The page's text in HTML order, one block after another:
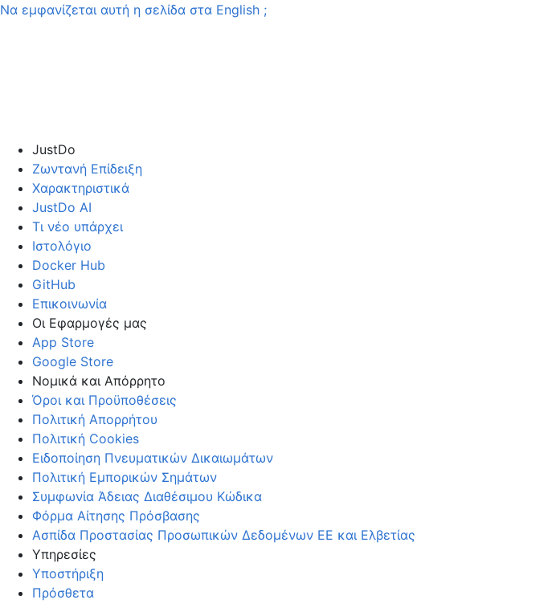
Να εμφανίζεται αυτή η σελίδα στα English ;
JustDo
Ζωντανή Επίδειξη
Χαρακτηριστικά
JustDo AI
Τι νέο υπάρχει
Ιστολόγιο
Docker Hub
GitHub
Επικοινωνία
Οι Εφαρμογές μας
App Store
Google Store
Νομικά και Απόρρητο
Όροι και Προϋποθέσεις
Πολιτική Απορρήτου
Πολιτική Cookies
Ειδοποίηση Πνευματικών Δικαιωμάτων
Πολιτική Εμπορικών Σημάτων
Συμφωνία Άδειας Διαθέσιμου Κώδικα
Φόρμα Αίτησης Πρόσβασης
Ασπίδα Προστασίας Προσωπικών Δεδομένων ΕΕ και Ελβετίας
Υπηρεσίες
Υποστήριξη
Πρόσθετα